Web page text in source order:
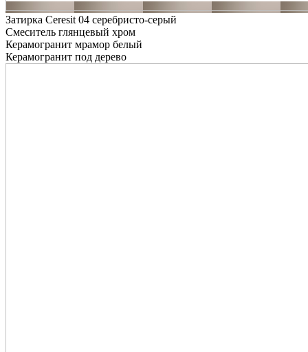
Затирка Ceresit 04 серебристо-серый
Смеситель глянцевый хром
Керамогранит мрамор белый
Керамогранит под дерево